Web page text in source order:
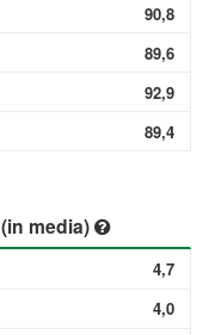
90,8
89,6
92,9
89,4
media)
4,7
4,0